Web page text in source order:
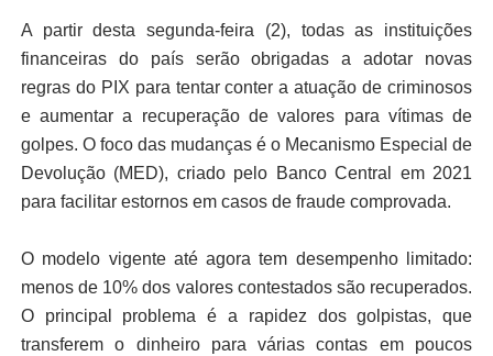
A partir desta segunda-feira (2), todas as instituições
financeiras do país serão obrigadas a adotar novas
regras do PIX para tentar conter a atuação de criminosos
e aumentar a recuperação de valores para vítimas de
golpes. O foco das mudanças é o Mecanismo Especial de
Devolução (MED), criado pelo Banco Central em 2021
para facilitar estornos em casos de fraude comprovada.
O modelo vigente até agora tem desempenho limitado:
menos de 10% dos valores contestados são recuperados.
O principal problema é a rapidez dos golpistas, que
transferem o dinheiro para várias contas em poucos